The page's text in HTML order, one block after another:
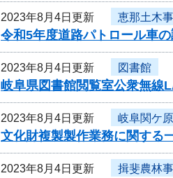
2023年8月4日更新 恵那土木
令和5年度道路パトロール車
2023年8月4日更新 図書館
岐阜県図書館閲覧室公衆無線
2023年8月4日更新 岐阜関ケ
文化財複製製作業務に関する
2023年8月4日更新 揖斐農林